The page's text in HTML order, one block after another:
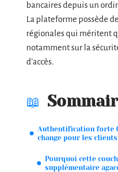
bancaires depuis un
La plateforme possède
régionales qui méritent
notamment sur la
d’accès.
Authentification forte
change pour les
Pourquoi cette
supplémentaire